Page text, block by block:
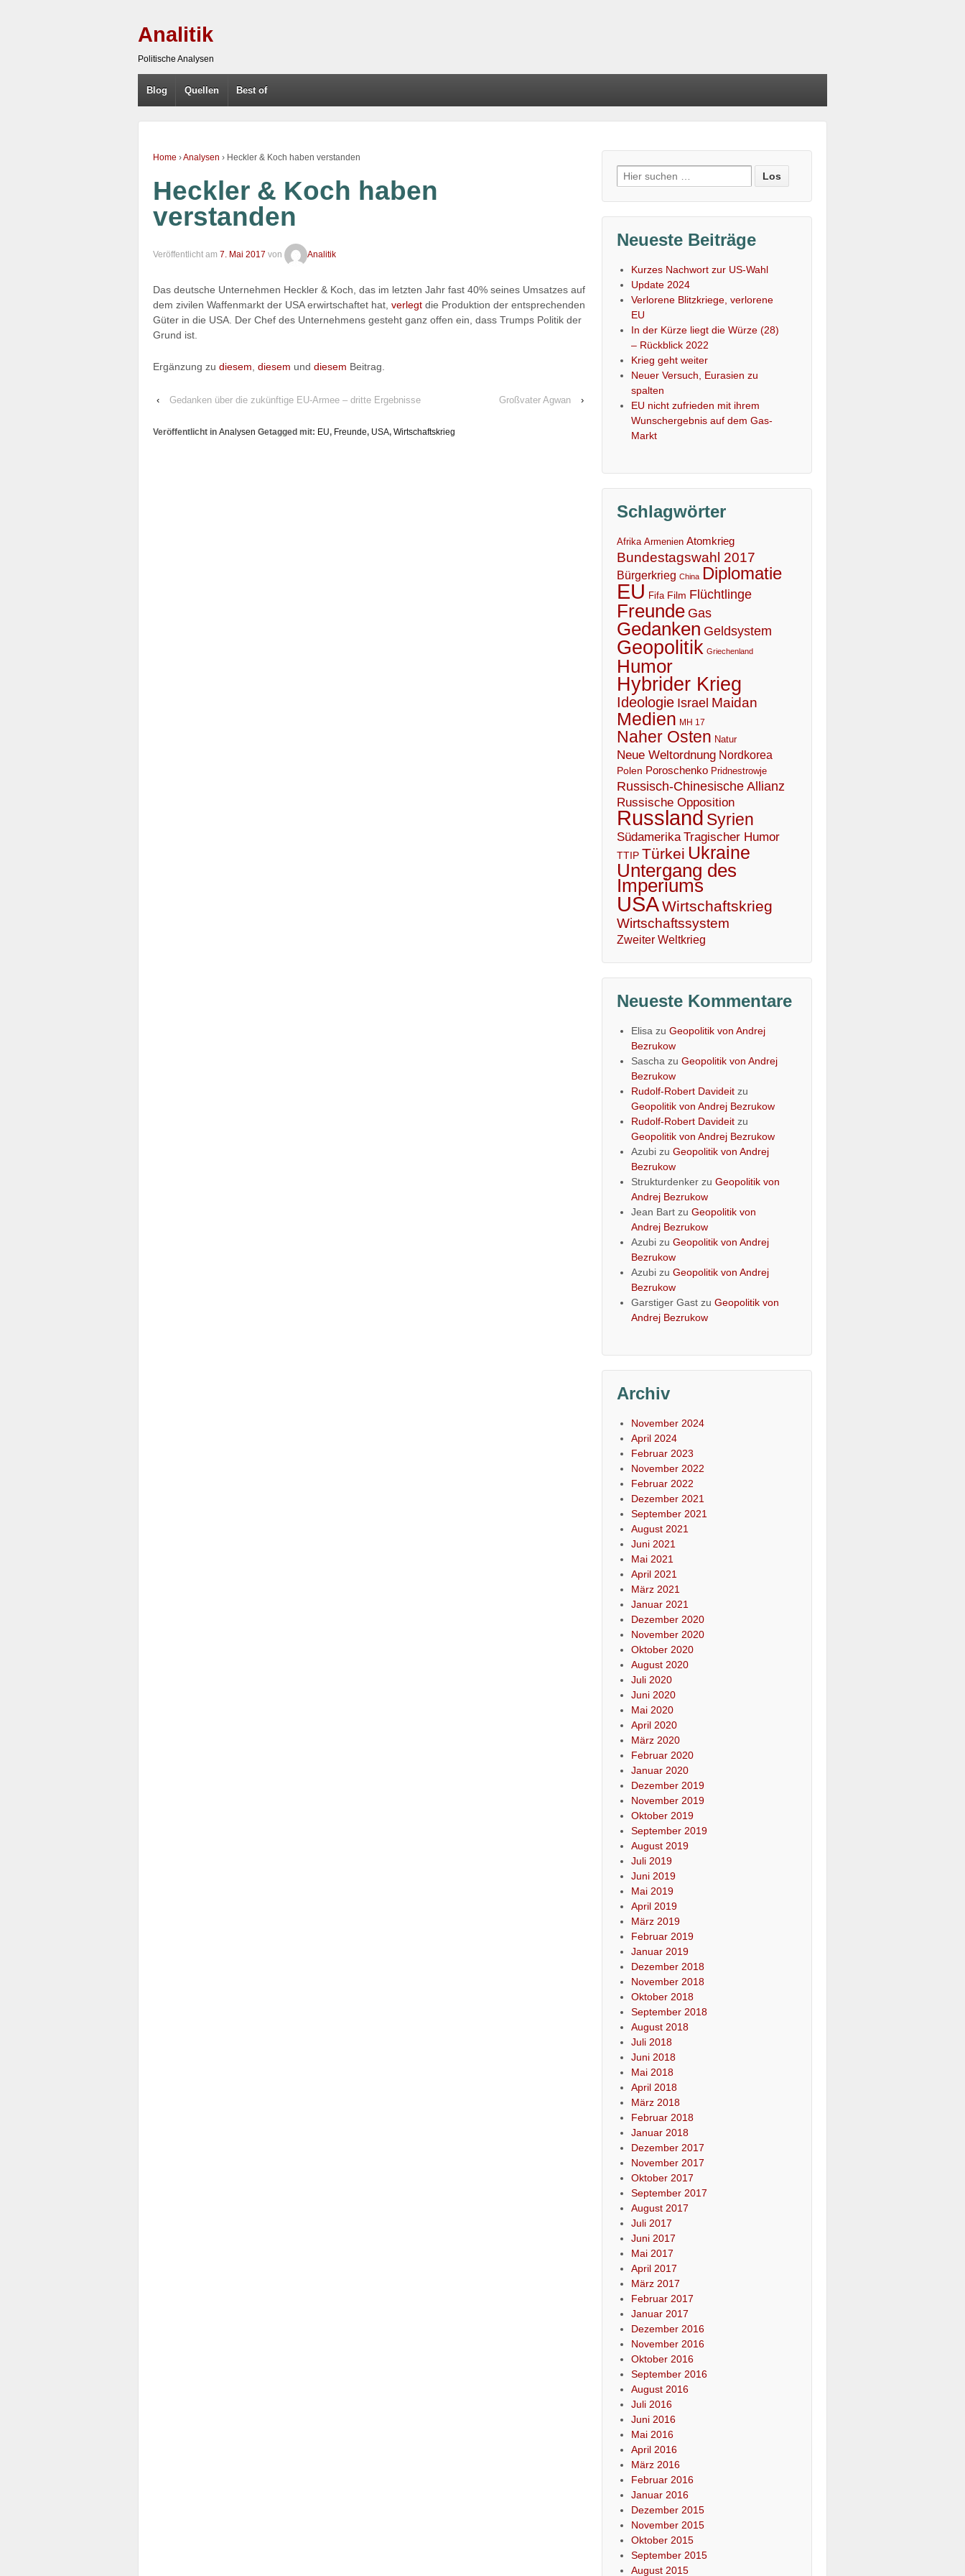
Analitik
Politische Analysen
Blog Quellen Best of
Home ›Analysen › Heckler & Koch haben verstanden
Heckler & Koch haben
verstanden
Veröffentlicht am 7. Mai 2017 von Analitik
Das deutsche Unternehmen Heckler & Koch, das im letzten Jahr fast 40% seines Umsatzes auf
dem zivilen Waffenmarkt der USA erwirtschaftet hat, verlegt die Produktion der entsprechenden
Güter in die USA. Der Chef des Unternehmens gesteht ganz offen ein, dass Trumps Politik der
Grund ist.
Ergänzung zu diesem diesem und diesem Beitrag.
‹ Gedanken über die zukünftige EU-Armee – dritte Ergebnisse Großvater Agwan ›
Veröffentlicht in Analysen Getagged mit: EU, Freunde, USA, Wirtschaftskrieg
Suche
nach:
Neueste Beiträge
Kurzes Nachwort zur US-Wahl
Update 2024
Verlorene Blitzkriege, verlorene
EU
In der Kürze liegt die Würze (28)
– Rückblick 2022
Krieg geht weiter
Neuer Versuch, Eurasien zu
spalten
EU nicht zufrieden mit ihrem
Wunschergebnis auf dem Gas-
Markt
Schlagwörter
Afrika Armenien Atomkrieg
Bundestagswahl 2017
Bürgerkrieg China Diplomatie
EU Fifa Film Flüchtlinge
Freunde Gas
Gedanken Geldsystem
Geopolitik Griechenland
Humor
Hybrider Krieg
Ideologie Israel Maidan
Medien MH 17
Naher Osten Natur
Neue Weltordnung Nordkorea
Polen Poroschenko Pridnestrowje
Russisch-Chinesische Allianz
Russische Opposition
Russland Syrien
Südamerika Tragischer Humor
TTIP Türkei Ukraine
Untergang des
Imperiums
USAWirtschaftskrieg
Wirtschaftssystem
Zweiter Weltkrieg
Neueste Kommentare
Elisa zuGeopolitik von Andrej
Bezrukow
Sascha zuGeopolitik von Andrej
Bezrukow
Rudolf-Robert Davideit zu
Geopolitik von Andrej Bezrukow
Rudolf-Robert Davideit zu
Geopolitik von Andrej Bezrukow
Azubi zuGeopolitik von Andrej
Bezrukow
Strukturdenker zuGeopolitik von
Andrej Bezrukow
Jean Bart zuGeopolitik von
Andrej Bezrukow
Azubi zuGeopolitik von Andrej
Bezrukow
Azubi zuGeopolitik von Andrej
Bezrukow
Garstiger Gast zuGeopolitik von
Andrej Bezrukow
Archiv
November 2024
April 2024
Februar 2023
November 2022
Februar 2022
Dezember 2021
September 2021
August 2021
Juni 2021
Mai 2021
April 2021
März 2021
Januar 2021
Dezember 2020
November 2020
Oktober 2020
August 2020
Juli 2020
Juni 2020
Mai 2020
April 2020
März 2020
Februar 2020
Januar 2020
Dezember 2019
November 2019
Oktober 2019
September 2019
August 2019
Juli 2019
Juni 2019
Mai 2019
April 2019
März 2019
Februar 2019
Januar 2019
Dezember 2018
November 2018
Oktober 2018
September 2018
August 2018
Juli 2018
Juni 2018
Mai 2018
April 2018
März 2018
Februar 2018
Januar 2018
Dezember 2017
November 2017
Oktober 2017
September 2017
August 2017
Juli 2017
Juni 2017
Mai 2017
April 2017
März 2017
Februar 2017
Januar 2017
Dezember 2016
November 2016
Oktober 2016
September 2016
August 2016
Juli 2016
Juni 2016
Mai 2016
April 2016
März 2016
Februar 2016
Januar 2016
Dezember 2015
November 2015
Oktober 2015
September 2015
August 2015